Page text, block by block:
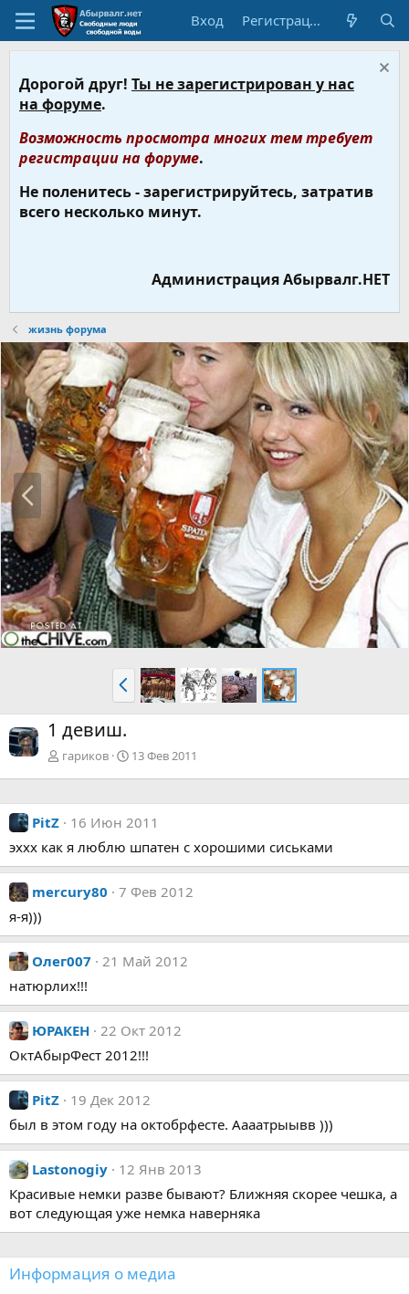
Вход Регистрация
Дорогой друг! Ты не зарегистрирован у нас
на форуме.
Возможность просмотра многих тем требует
регистрации на форуме.
Не поленитесь - зарегистрируйтесь, затратив
всего несколько минут.
Администрация Абырвалг.НЕТ
жизнь форума
Н
а
з
а
д
Н
а
з
а
д
1 девиш.
гариков 13 Фев 2011
PitZ
16 Июн 2011
эххх как я люблю шпатен с хорошими сиськами
mercury80
7 Фев 2012
я-я)))
Олег007
21 Май 2012
натюрлих!!!
ЮРАКЕН 22 Окт 2012
ОктАбырФест 2012!!!
PitZ
19 Дек 2012
был в этом году на октобрфесте. Аааатрыывв )))
Lastonogiy
12 Янв 2013
Красивые немки разве бывают? Ближняя скорее чешка, а
вот следующая уже немка наверняка
Информация о медиа